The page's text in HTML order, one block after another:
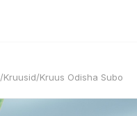
/Kruusid/Kruus Odisha Subo